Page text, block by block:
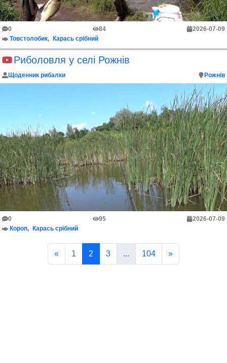
0 84
2026-07-09
Товстолобик
Карась срібний
Риболовля у селі Рожнів
Щоденник рибалки Рожнів
0 95
2026-07-09
Короп
Карась срібний
« 1 2 3 ... 104 »